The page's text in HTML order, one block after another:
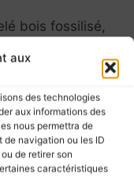
aux
des technologies
aux informations des
nous permettra de
de navigation ou les ID
de retirer son
caractéristiques
bois fossilisé,
de millions
à la stabilité, il
lien profond
le bois
dans son